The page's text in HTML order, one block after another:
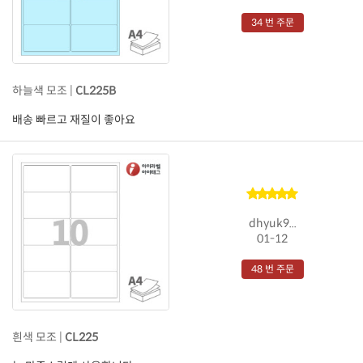
34 번 주문
하늘색 모조 | CL225B
배송 빠르고 재질이 좋아요
dhyuk9...
01-12
48 번 주문
흰색 모조 | CL225